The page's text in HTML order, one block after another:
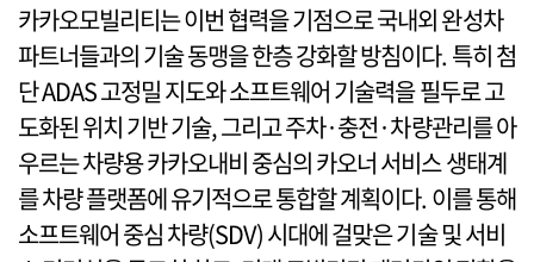
카카오모빌리티는 이번 협력을 기점으로 국내외 완성차
파트너들과의 기술 동맹을 한층 강화할 방침이다. 특히 첨
단 ADAS 고정밀 지도와 소프트웨어 기술력을 필두로 고
도화된 위치 기반 기술, 그리고 주차·충전·차량관리를 아
우르는 차량용 카카오내비 중심의 카오너 서비스 생태계
를 차량 플랫폼에 유기적으로 통합할 계획이다. 이를 통해
소프트웨어 중심 차량(SDV) 시대에 걸맞은 기술 및 서비